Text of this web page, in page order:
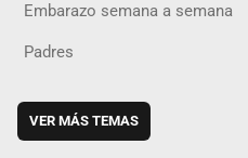
Embarazo semana a semana
Padres
VER MÁS TEMAS